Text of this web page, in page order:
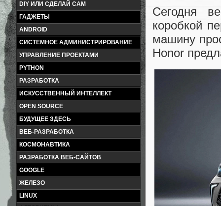
DIY ИЛИ СДЕЛАЙ САМ
ГАДЖЕТЫ
ANDROID
СИСТЕМНОЕ АДМИНИСТРИРОВАНИЕ
УПРАВЛЕНИЕ ПРОЕКТАМИ
PYTHON
РАЗРАБОТКА
ИСКУССТВЕННЫЙ ИНТЕЛЛЕКТ
OPEN SOURCE
БУДУЩЕЕ ЗДЕСЬ
ВЕБ-РАЗРАБОТКА
КОСМОНАВТИКА
РАЗРАБОТКА ВЕБ-САЙТОВ
GOOGLE
ЖЕЛЕЗО
LINUX
Сегодня
коробкой
машину
Honor